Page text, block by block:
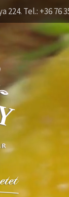
Tel.: +36 76